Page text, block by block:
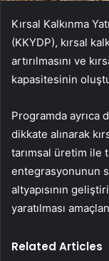
Kırsal Kalkınma
(KKYDP), kırsal
artırılmasını ve
kapasitesinin
Programda ayrıca
dikkate alınarak
tarımsal üretim ile
entegrasyonunun
altyapısının
yaratılması
Related Articles